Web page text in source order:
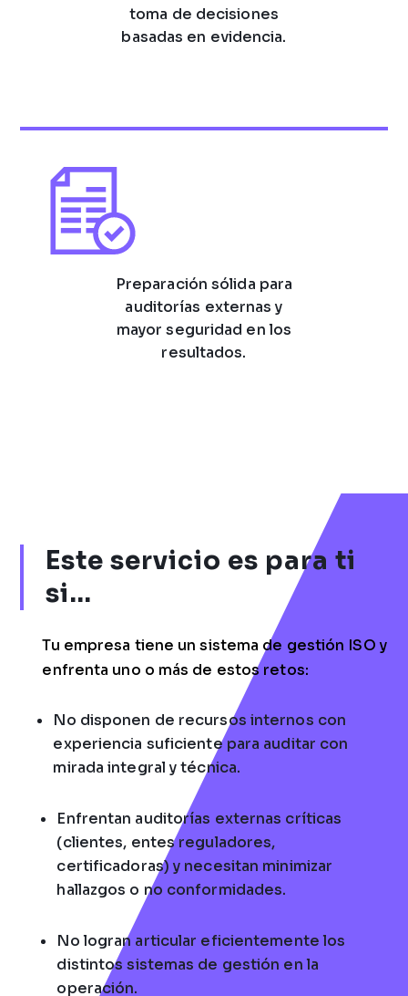
toma de decisiones
basadas en evidencia.
Preparación sólida para
auditorías externas y
mayor seguridad en los
resultados.
Este servicio es para ti
si…
Tu empresa tiene un sistema de gestión ISO y
enfrenta uno o más de estos retos:
No disponen de recursos internos con
experiencia suficiente para auditar con
miradaintegral y técnica.
Enfrentan auditorías externas críticas
(clientes, entes reguladores,
certificadoras) y necesitan minimizar
hallazgos o no conformidades.
No logran articular eficientemente los
distintos sistemas de gestión en la
operación.